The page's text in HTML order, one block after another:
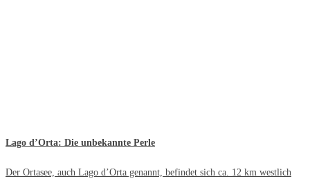
Lago d’Orta: Die unbekannte Perle
Der Ortasee, auch Lago d’Orta genannt, befindet sich ca. 12 km westlich